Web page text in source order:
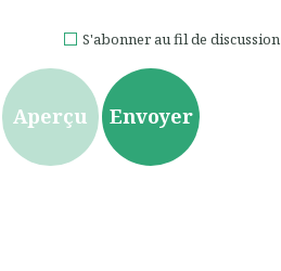
S'abonner au fil de discussion